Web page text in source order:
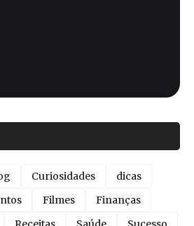
Curiosidades
dicas
Filmes
Finanças